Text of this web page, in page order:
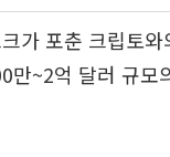
가 포춘 크립토
만~2억 달러 규